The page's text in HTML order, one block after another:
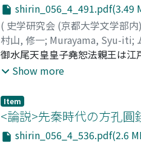
shirin_056_4_491.pdf(3.49
( 史学研究会 (京都大学文学部内)
村山, 修一; Murayama, Syu-iti;
御水尾天皇皇子堯恕法親王は江
宗門教義に精通し、当時皇族公
をくりかえしながらも、朝権の
たる日記を通じて窺うとともに
Show more
Item
<論説>先秦時代の方孔圓
shirin_056_4_536.pdf(2.6